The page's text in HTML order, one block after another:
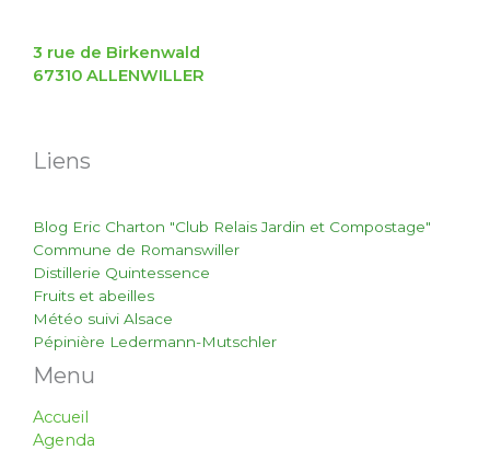
3 rue de Birkenwald
67310 ALLENWILLER
Liens
Blog Eric Charton "Club Relais Jardin et Compostage"
Commune de Romanswiller
Distillerie Quintessence
Fruits et abeilles
Météo suivi Alsace
Pépinière Ledermann-Mutschler
Menu
Accueil
Agenda